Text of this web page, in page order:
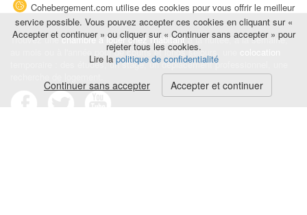
Trouvez unechambre à louer chez l'habitantà la nuitée, à la semaine,
au mois ou à l'année pour de courts et longs séjours, une
temporaire : des études, un stage, un déplacement professionnel, une
Cohebergement.com utilise des cookies pour vous offrir le meilleur
service possible. Vous pouvez accepter ces cookies en cliquant sur «
Accepter et continuer » ou cliquer sur « Continuer sans accepter » pour
rejeter tous les cookies.
Lire la politique de confidentialité
Continuer sans accepter Accepter et continuer